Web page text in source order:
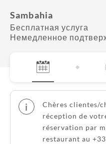
Sambahia
Бесплатная услуга
Немедленное
i
Chères clientes/
réception de
réservation par
restaurant au